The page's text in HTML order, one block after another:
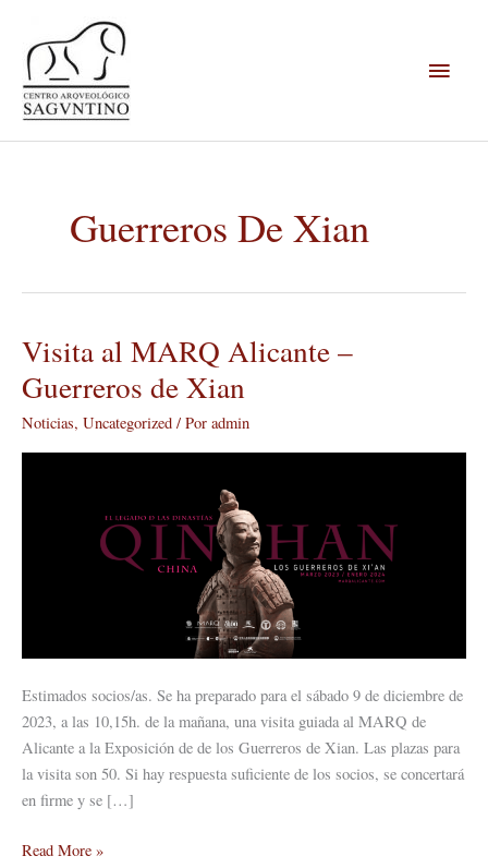
contenido
Guerreros De Xian
Visita al MARQ Alicante –
Guerreros de Xian
Noticias, Uncategorized / Por admin
Estimados socios/as. Se ha preparado para el sábado 9 de diciembre de
2023, a las 10,15h. de la mañana, una visita guiada al MARQ de
Alicante a la Exposición de de los Guerreros de Xian. Las plazas para
la visita son 50. Si hay respuesta suficiente de los socios, se concertará
en firme y se […]
Visita
MARQ
Alicante
–
Read More »